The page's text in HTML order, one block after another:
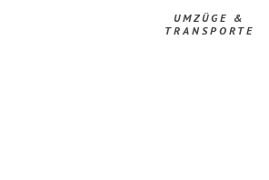
UMZÜGE &
TRANSPORTE